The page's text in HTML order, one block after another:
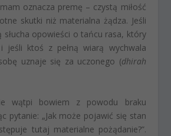
oznacza premę – czystą miłość
skutki niż materialna żądza. Jeśli
słucha opowieści o tańcu rasa, który
jeśli ktoś z pełną wiarą wychwala
uznaje się za uczonego (dhirah
wątpi bowiem z powodu braku
pytanie: „Jak może pojawić się stan
tutaj materialne pożądanie?”.